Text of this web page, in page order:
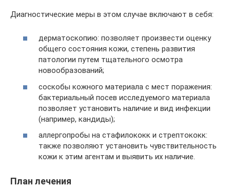
Диагностические меры в этом случае включают в себя:
дерматоскопию: позволяет произвести оценку
общего состояния кожи, степень развития
патологии путем тщательного осмотра
новообразований;
соскобы кожного материала с мест поражения:
бактериальный посев исследуемого материала
позволяет установить наличие и вид инфекции
(например, кандиды);
аллергопробы на стафилококк и стрептококк:
также позволяют установить чувствительность
кожи к этим агентам и выявить их наличие.
План лечения